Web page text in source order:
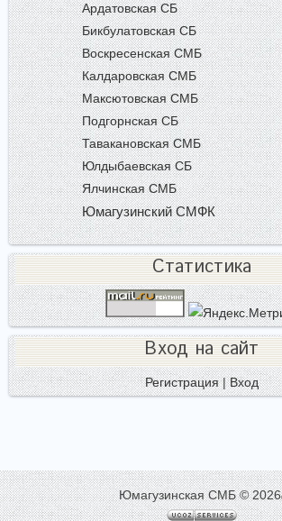
Ардатовская СБ
Бикбулатовская СБ
Воскресенская СМБ
Калдаровская СМБ
Максютовская СМБ
Подгорнская СБ
Тавакановская СМБ
Юлдыбаевская СБ
Ялчинская СМБ
Юмагузинский СМФК
Статистика
Вход на сайт
Регистрация|Вход
Юмагузинская СМБ © 2026